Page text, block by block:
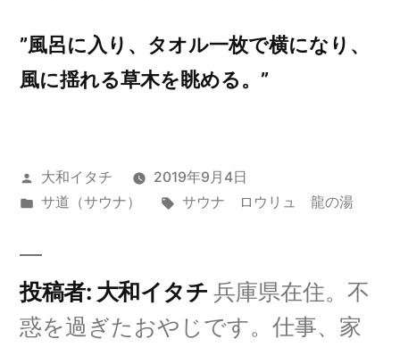
”風呂に入り、タオル一枚で横になり、
風に揺れる草木を眺める。”
投
稿
大和イタチ
2019年9月4日
カ
ゴ
ー:
サ道（サウナ）
タ
サウナ ロウリュ 龍の湯
投稿者: 大和イタチ 兵庫県在住。不
惑を過ぎたおやじです。仕事、家